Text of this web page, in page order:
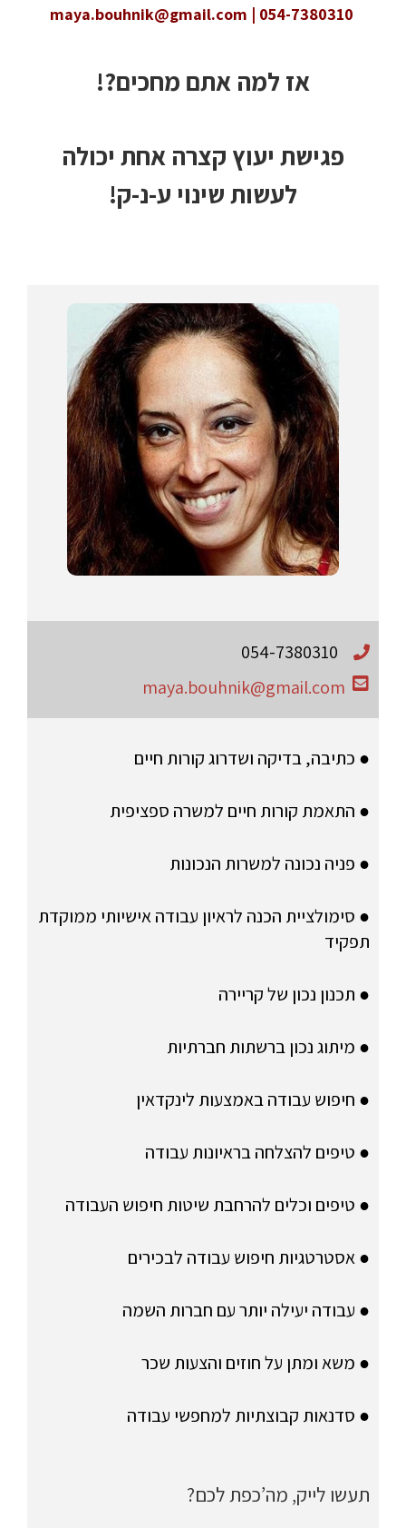
אז למה אתם מחכים?!
פגישת יעוץ קצרה אחת יכולה
לעשות שינוי ע-נ-ק!
054-7380310
maya.bouhnik@gmail.com
● כתיבה, בדיקה ושדרוג קורות חיים
● התאמת קורות חיים למשרה ספציפית
● פניה נכונה למשרות הנכונות
● סימולציית הכנה לראיון עבודה אישיותי ממוקדת
תפקיד
● תכנון נכון של קריירה
● מיתוג נכון ברשתות חברתיות
● חיפוש עבודה באמצעות לינקדאין
● טיפים להצלחה בראיונות עבודה
● טיפים וכלים להרחבת שיטות חיפוש העבודה
● אסטרטגיות חיפוש עבודה לבכירים
● עבודה יעילה יותר עם חברות השמה
● משא ומתן על חוזים והצעות שכר
● סדנאות קבוצתיות למחפשי עבודה
תעשו לייק, מה’כפת לכם?